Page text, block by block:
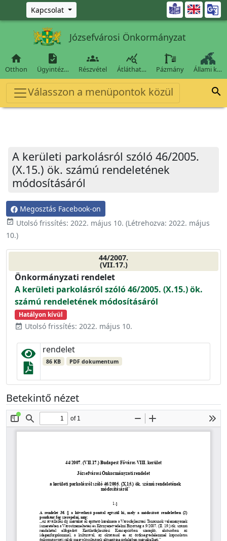
Ugrás a fő tartalomra
Kapcsolat 
Józsefvárosi Önkormányzat

Otthon

Ügyintéz…

Részvétel

Átláthat… Pázmány Állami k…
Válasszon a menüpontok közül 
A kerületi parkolásról szóló 46/2005.
(X.15.) ök. számú rendeletének
módosításáról
Megosztás Facebook-on
event_available Utolsó frissítés: 2022. május 10. (Létrehozva: 2022. május
10.)
44/2007.
(VII.17.)
Önkormányzati rendelet
A kerületi parkolásról szóló 46/2005. (X.15.) ök.
számú rendeletének módosításáról
Hatályon kívül
event_available Utolsó frissítés: 2022. május 10.
rendelet
86 KB PDF dokumentum
Betekintő nézet